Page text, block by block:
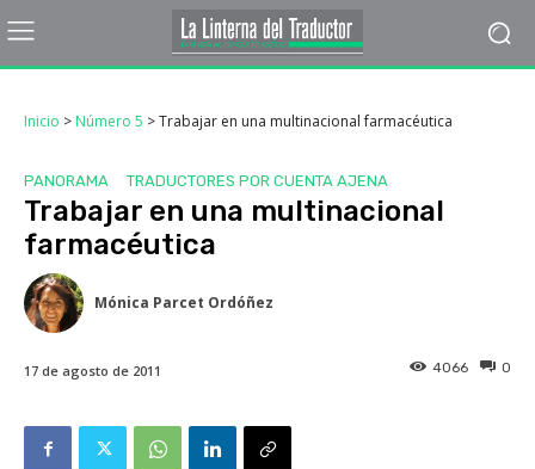
Inicio > Número 5 >Trabajar en una multinacional farmacéutica
PANORAMA TRADUCTORES POR CUENTA AJENA
Trabajar en una multinacional
farmacéutica
Mónica Parcet Ordóñez
17 de agosto de 2011 0
4066